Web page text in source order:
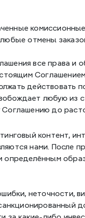
отмены
все права и
действовать
любую из
Соглашению до
контент,
нами. После
определённым
неточности,